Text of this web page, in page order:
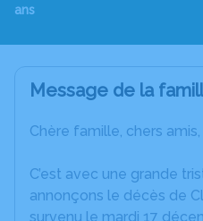
ans
Message de la
Chère famille, chers amis,
C’est avec une grande
annonçons le décès de
survenu le mardi 17